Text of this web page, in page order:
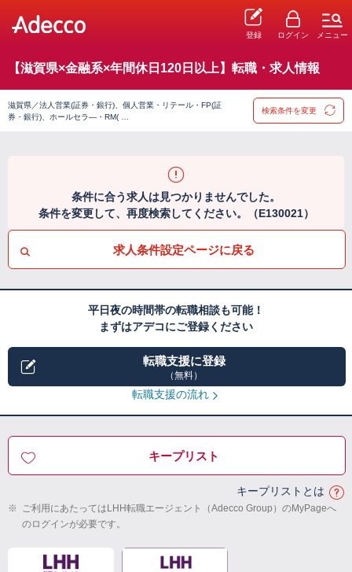
登録 ログイン メニュー
【滋賀県×金融系×年間休日120日以上】転職・求人情報
滋賀県／法人営業(証券・銀行)、個人営業・リテール・FP(証
券・銀行)、ホールセラ―・RM( …
検索条件を変更
条件に合う求人は見つかりませんでした。
条件を変更して、再度検索してください。（E130021）
求人条件設定ページに戻る
平日夜の時間帯の転職相談も可能！
まずはアデコにご登録ください
転職支援に登録
（無料）
転職支援の流れ
キープリスト
キープリストとは
※ ご利用にあたってはLHH転職エージェント（Adecco Group）のMyPageへ
のログインが必要です。